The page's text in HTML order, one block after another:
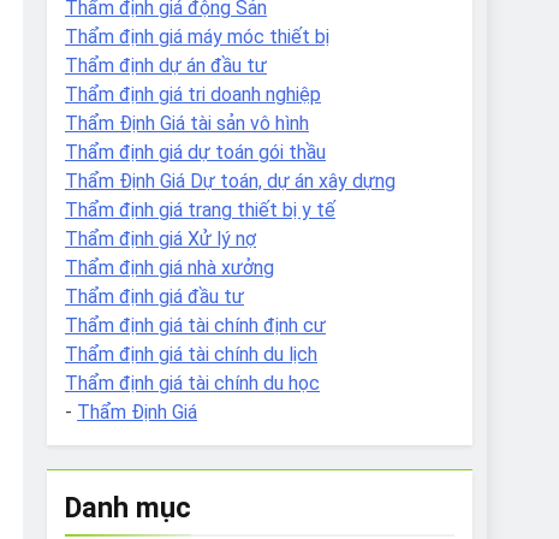
Thẩm định giá động Sản
Thẩm định giá máy móc thiết bị
Thẩm định dự án đầu tư
Thẩm định giá tri doanh nghiệp
Thẩm Định Giá tài sản vô hình
Thẩm định giá dự toán gói thầu
Thẩm Định Giá Dự toán, dự án xây dựng
Thẩm định giá trang thiết bị y tế
Thẩm định giá Xử lý nợ
Thẩm định giá nhà xưởng
Thẩm định giá đầu tư
Thẩm định giá tài chính định cư
Thẩm định giá tài chính du lịch
Thẩm định giá tài chính du học
- Thẩm Định Giá
Danh mục